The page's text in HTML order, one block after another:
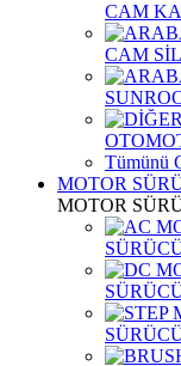
CAM
CAM
Tümünü
MOTOR
MOTOR